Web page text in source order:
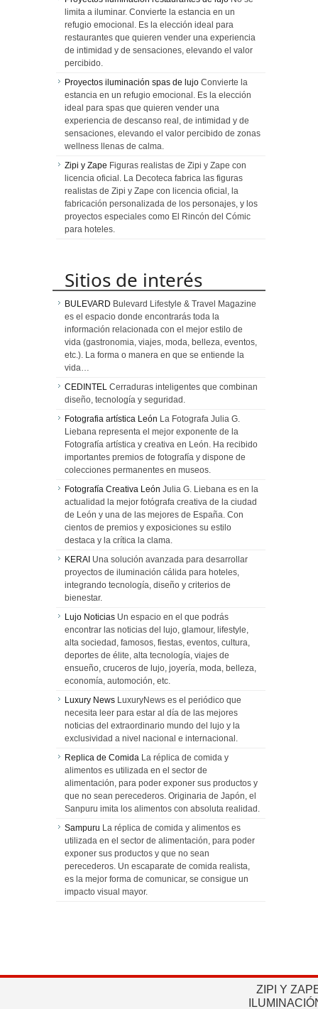
limita a iluminar. Convierte la estancia en un
refugio emocional. Es la elección ideal para
restaurantes que quieren vender una experiencia
de intimidad y de sensaciones, elevando el valor
percibido.
Proyectos iluminación spas de lujo Convierte la
estancia en un refugio emocional. Es la elección
ideal para spas que quieren vender una
experiencia de descanso real, de intimidad y de
sensaciones, elevando el valor percibido de zonas
wellness llenas de calma.
Zipi y Zape Figuras realistas de Zipi y Zape con
licencia oficial. La Decoteca fabrica las figuras
realistas de Zipi y Zape con licencia oficial, la
fabricación personalizada de los personajes, y los
proyectos especiales como El Rincón del Cómic
para hoteles.
Sitios de interés
BULEVARD Bulevard Lifestyle & Travel Magazine
es el espacio donde encontrarás toda la
información relacionada con el mejor estilo de
vida (gastronomia, viajes, moda, belleza, eventos,
etc.). La forma o manera en que se entiende la
vida…
CEDINTEL Cerraduras inteligentes que combinan
diseño, tecnología y seguridad.
Fotografia artística León La Fotografa Julia G.
Liebana representa el mejor exponente de la
Fotografía artística y creativa en León. Ha recibido
importantes premios de fotografía y dispone de
colecciones permanentes en museos.
Fotografía Creativa León Julia G. Liebana es en la
actualidad la mejor fotógrafa creativa de la ciudad
de León y una de las mejores de España. Con
cientos de premios y exposiciones su estilo
destaca y la crítica la clama.
KERAI Una solución avanzada para desarrollar
proyectos de iluminación cálida para hoteles,
integrando tecnología, diseño y criterios de
bienestar.
Lujo Noticias Un espacio en el que podrás
encontrar las noticias del lujo, glamour, lifestyle,
alta sociedad, famosos, fiestas, eventos, cultura,
deportes de élite, alta tecnología, viajes de
ensueño, cruceros de lujo, joyería, moda, belleza,
economía, automoción, etc.
Luxury News LuxuryNews es el periódico que
necesita leer para estar al día de las mejores
noticias del extraordinario mundo del lujo y la
exclusividad a nivel nacional e internacional.
Replica de Comida La réplica de comida y
alimentos es utilizada en el sector de
alimentación, para poder exponer sus productos y
que no sean perecederos. Originaria de Japón, el
Sanpuru imita los alimentos con absoluta realidad.
Sampuru La réplica de comida y alimentos es
utilizada en el sector de alimentación, para poder
exponer sus productos y que no sean
perecederos. Un escaparate de comida realista,
es la mejor forma de comunicar, se consigue un
impacto visual mayor.
ZIPI Y